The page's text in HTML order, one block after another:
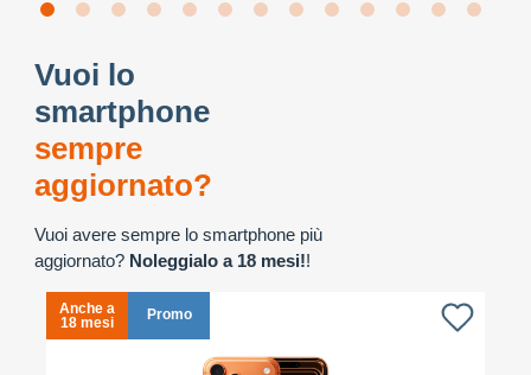
Vuoi lo
smartphone
sempre
aggiornato?
Vuoi avere sempre lo smartphone più
aggiornato? Noleggialo a 18 mesi!!
Anche a
18 mesi
Promo